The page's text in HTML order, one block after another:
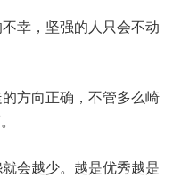
幸，坚强的人只会不动
方向正确，不管多么崎
会越少。越是优秀越是